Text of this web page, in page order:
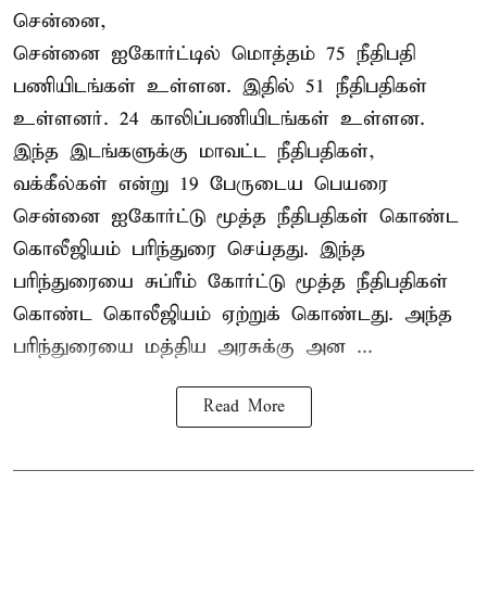
சென்னை,
சென்னை ஐகோர்ட்டில் மொத்தம் 75 நீதிபதி
பணியிடங்கள் உள்ளன. இதில் 51 நீதிபதிகள்
உள்ளனர். 24 காலிப்பணியிடங்கள் உள்ளன.
இந்த இடங்களுக்கு மாவட்ட நீதிபதிகள்,
வக்கீல்கள் என்று 19 பேருடைய பெயரை
சென்னை ஐகோர்ட்டு மூத்த நீதிபதிகள் கொண்ட
கொலீஜியம் பரிந்துரை செய்தது. இந்த
பரிந்துரையை சுப்ரீம் கோர்ட்டு மூத்த நீதிபதிகள்
கொண்ட கொலீஜியம் ஏற்றுக் கொண்டது. அந்த
பரிந்துரையை மத்திய அரசுக்கு அன ...
Read More